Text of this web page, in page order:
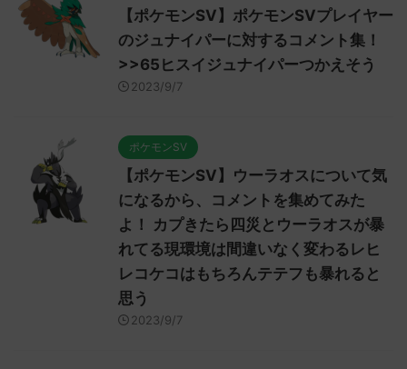
【ポケモンSV】ポケモンSVプレイヤー
のジュナイパーに対するコメント集！
>>65ヒスイジュナイパーつかえそう
2023/9/7
ポケモンSV
【ポケモンSV】ウーラオスについて気
になるから、コメントを集めてみた
よ！ カプきたら四災とウーラオスが暴
れてる現環境は間違いなく変わるレヒ
レコケコはもちろんテテフも暴れると
思う
2023/9/7